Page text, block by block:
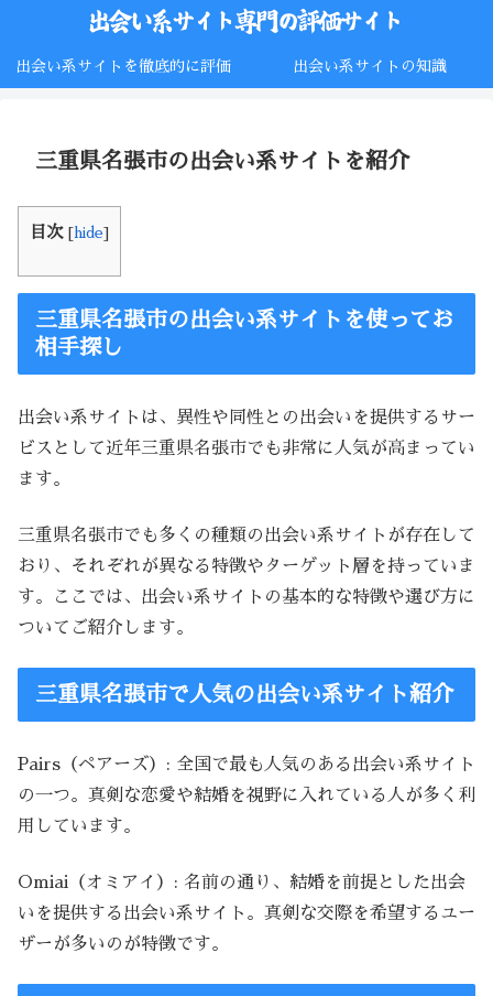
出会い系サイトを徹底的に評価 出会い系サイトの知識
三重県名張市の出会い系サイトを紹介
目次 [ hide]
三重県名張市の出会い系サイトを使ってお
相手探し
出会い系サイトは、異性や同性との出会いを提供するサー
ビスとして近年三重県名張市でも非常に人気が高まってい
ます。
三重県名張市でも多くの種類の出会い系サイトが存在して
おり、それぞれが異なる特徴やターゲット層を持っていま
す。ここでは、出会い系サイトの基本的な特徴や選び方に
ついてご紹介します。
三重県名張市で人気の出会い系サイト紹介
Pairs（ペアーズ）: 全国で最も人気のある出会い系サイト
の一つ。真剣な恋愛や結婚を視野に入れている人が多く利
用しています。
Omiai（オミアイ）: 名前の通り、結婚を前提とした出会
いを提供する出会い系サイト。真剣な交際を希望するユー
ザーが多いのが特徴です。